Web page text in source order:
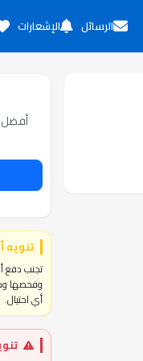
الرسائل الإشعارات
أفضل
تنويه
تجنب دفع
وفحصها
أي احتيال.